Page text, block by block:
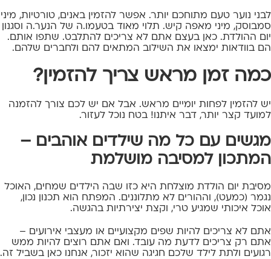
לבני נוער טעם מתוחכם יותר. אפשר להזמין באנים, טורטיות, מיני
סמבוסק, מיני מאפה קיש. תלוי מאוד בטעמו.ה של הנער.ה וסגנון
יום ההולדת. כאן בעצם אתם לא צריכים להתלבט. שתפו אותם.
הם בוודאות ימצאו את השילוב המתאים להם ולחברים שלהם.
כמה זמן מראש צריך להזמין?
יש להזמין לפחות יומיים מראש. אבל אם יש לכם צורך להזמנה
למועד קצר יותר, דבר איתנו! בטח נוכל לעזור.
מגשים עם כל מה שילדים אוהבים –
המתכון למסיבה מושלמת
מסיבת יום הולדת מוצלחת היא כזו שבה הילדים שמחים, האוכל
נגמר (כמעט), וההורים לא מתלוננים. המפתח הוא תכנון נכון,
אוכל איכותי שמגיע טרי, וקצת יצירתיות בהגשה.
אתם לא צריכים להיות שפים מקצועיים או מעצבי אירועים –
אתם רק צריכים לדעת מה עובד. ואם אתם רוצים להיות ממש
רגועים ולתת לילד שלכם חגיגה שהוא יזכור, אנחנו כאן בשביל זה.